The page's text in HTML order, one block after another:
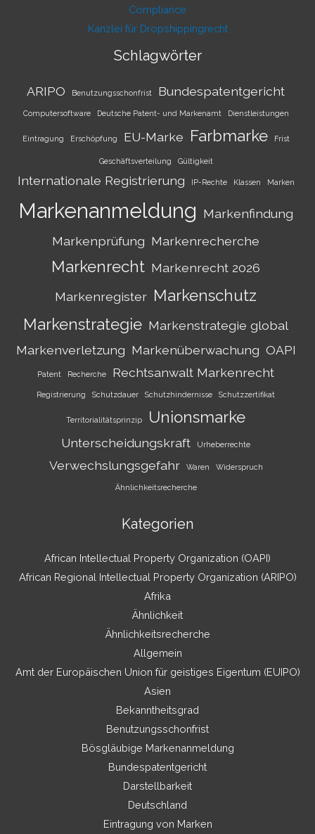
Compliance
Kanzlei für Dropshippingrecht
Schlagwörter
ARIPO Benutzungsschonfrist Bundespatentgericht
Computersoftware Deutsche Patent- und Markenamt Dienstleistungen
Eintragung Erschöpfung EU-Marke Farbmarke Frist
Geschäftsverteilung Gültigkeit
Internationale Registrierung IP-Rechte Klassen Marken
Markenanmeldung Markenfindung
Markenprüfung Markenrecherche
Markenrecht Markenrecht 2026
Markenregister Markenschutz
Markenstrategie Markenstrategie global
Markenverletzung Markenüberwachung OAPI
Patent Recherche Rechtsanwalt Markenrecht
Registrierung Schutzdauer Schutzhindernisse Schutzzertifikat
Territorialitätsprinzip Unionsmarke
Unterscheidungskraft Urheberrechte
Verwechslungsgefahr Waren Widerspruch
Ähnlichkeitsrecherche
Kategorien
African Intellectual Property Organization (OAPI)
African Regional Intellectual Property Organization (ARIPO)
Afrika
Ähnlichkeit
Ähnlichkeitsrecherche
Allgemein
Amt der Europäischen Union für geistiges Eigentum (EUIPO)
Asien
Bekanntheitsgrad
Benutzungsschonfrist
Bösgläubige Markenanmeldung
Bundespatentgericht
Darstellbarkeit
Deutschland
Eintragung von Marken